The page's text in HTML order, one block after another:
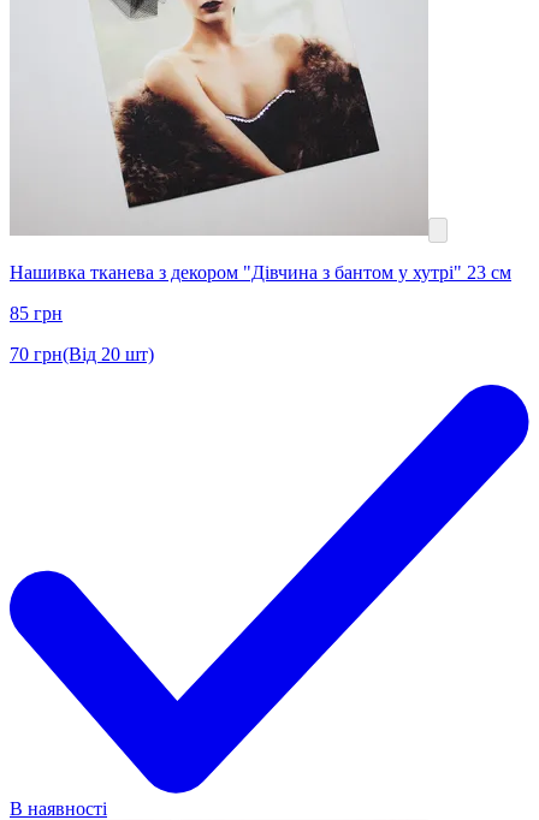
Нашивка тканева з декором "Дівчина з бантом у хутрі" 23 см
85 грн
70 грн(Від 20 шт)
В наявності